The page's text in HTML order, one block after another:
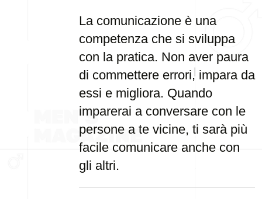
La comunicazione è una
competenza che si sviluppa
con la pratica. Non aver paura
di commettere errori, impara da
essi e migliora. Quando
imparerai a conversare con le
persone a te vicine, ti sarà più
facile comunicare anche con
gli altri.